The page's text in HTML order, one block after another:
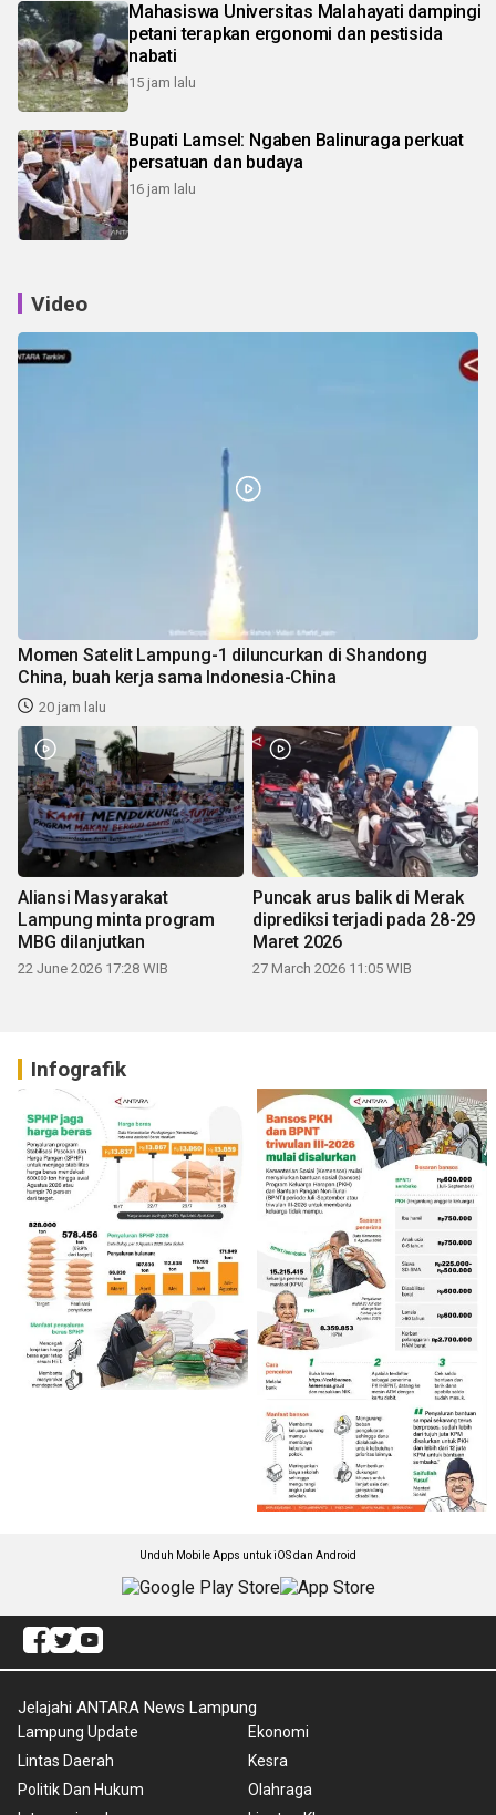
Mahasiswa Universitas Malahayati dampingi
petani terapkan ergonomi dan pestisida
nabati
15 jam lalu
Bupati Lamsel: Ngaben Balinuraga perkuat
persatuan dan budaya
16 jam lalu
Video
Momen Satelit Lampung-1 diluncurkan di Shandong
China, buah kerja sama Indonesia-China
20 jam lalu
Aliansi Masyarakat
Lampung minta program
MBG dilanjutkan
22 June 2026 17:28 WIB
Puncak arus balik di Merak
diprediksi terjadi pada 28-29
Maret 2026
27 March 2026 11:05 WIB
Infografik
Unduh Mobile Apps untuk iOS dan Android
Jelajahi ANTARA News Lampung
Lampung Update
Lintas Daerah
Politik Dan Hukum
Ekonomi
Kesra
Olahraga